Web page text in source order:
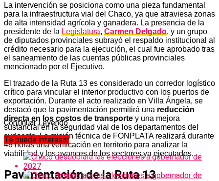
La intervención se posiciona como una pieza fundamental
para la infraestructura vial del Chaco, ya que atraviesa zonas
de alta intensidad agrícola y ganadera. La presencia de la
presidente de la Legislatura, Carmen Delgado, y un grupo
de diputados provinciales subrayó el respaldo institucional al
crédito necesario para la ejecución, el cual fue aprobado tras
el saneamiento de las cuentas públicas provinciales
mencionado por el Ejecutivo.
El trazado de la Ruta 13 es considerado un corredor logístico
crítico para vincular el interior productivo con los puertos de
exportación. Durante el acto realizado en Villa Ángela, se
destacó que la pavimentación permitirá una reducción
directa en los costos de transporte y una mejora
sustancial en la seguridad vial de los departamentos del
sudoeste. La misión técnica de FONPLATA realizará durante
48 horas una verificación en territorio para analizar la
viabilidad y los avances de los sectores ya ejecutados.
Pavimentación de la Ruta 13
Continuar Leyendo
Te puede interesar